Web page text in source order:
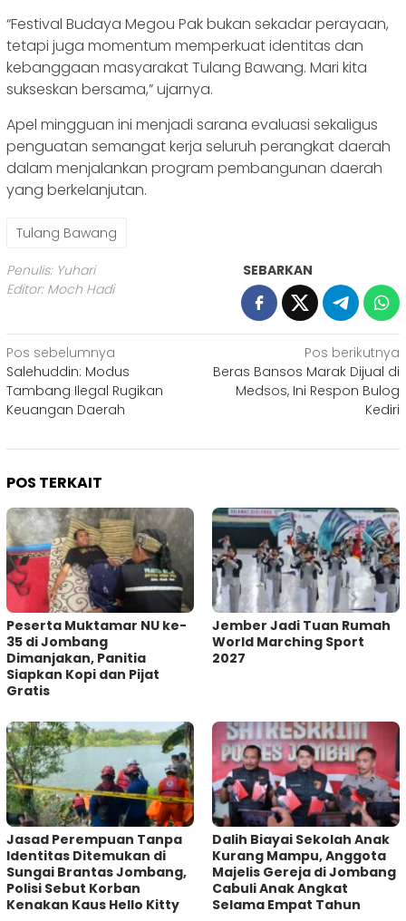
“Festival Budaya Megou Pak bukan sekadar perayaan,
tetapi juga momentum memperkuat identitas dan
kebanggaan masyarakat Tulang Bawang. Mari kita
sukseskan bersama,” ujarnya.
Apel mingguan ini menjadi sarana evaluasi sekaligus
penguatan semangat kerja seluruh perangkat daerah
dalam menjalankan program pembangunan daerah
yang berkelanjutan.
Tulang Bawang
Penulis: Yuhari
Editor: Moch Hadi
SEBARKAN
Navigasi
pos
Pos sebelumnya
Salehuddin: Modus
Tambang Ilegal Rugikan
Keuangan Daerah
Pos berikutnya
Beras Bansos Marak Dijual di
Medsos, Ini Respon Bulog
Kediri
POS TERKAIT
Peserta Muktamar NU ke-
35 di Jombang
Dimanjakan, Panitia
Siapkan Kopi dan Pijat
Gratis
Jember Jadi Tuan Rumah
World Marching Sport
2027
Jasad Perempuan Tanpa
Identitas Ditemukan di
Sungai Brantas Jombang,
Polisi Sebut Korban
Kenakan Kaus Hello Kitty
Dalih Biayai Sekolah Anak
Kurang Mampu, Anggota
Majelis Gereja di Jombang
Cabuli Anak Angkat
Selama Empat Tahun